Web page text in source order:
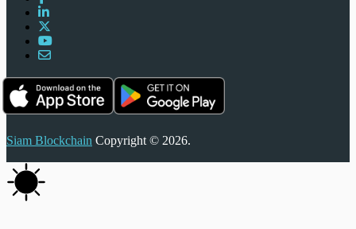
Siam Blockchain Copyright © 2026.